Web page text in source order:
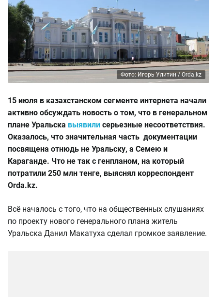
Фото: Игорь Улитин / Orda.kz
15 июля в казахстанском сегменте интернета начали
активно обсуждать новость о том, что в генеральном
плане Уральска выявили серьезные несоответствия.
Оказалось, что значительная часть документации
посвящена отнюдь не Уральску, а Семею и
Караганде. Что не так с генпланом, на который
потратили 250 млн тенге, выяснял корреспондент
Orda.kz.
Всё началось с того, что на общественных слушаниях
по проекту нового генерального плана житель
Уральска Данил Макатуха сделал громкое заявление.